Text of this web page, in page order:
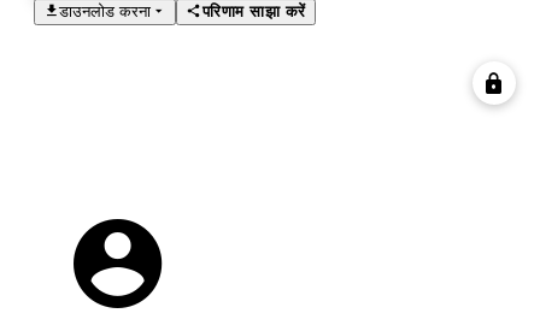
डाउनलोड करना
परिणाम साझा करें